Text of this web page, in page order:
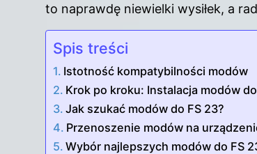
to naprawdę niewielki wysiłek, a
Spis treści
Istotność kompatybilności modów
Krok po kroku: Instalacja modów
Jak szukać modów do FS 23?
Przenoszenie modów na
Wybór najlepszych modów do FS